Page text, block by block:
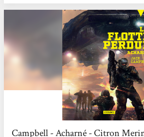
Septenaigue, située dans...
Campbell - Acharné - Citron